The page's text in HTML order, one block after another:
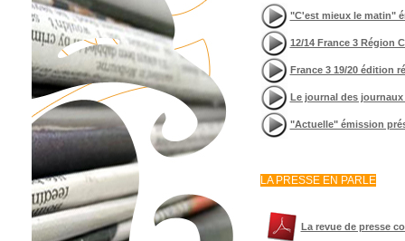
"C'est mieux le matin"
12/14 France 3 Région
France 3 19/20 édition
Le journal des
"Actuelle" émission
LA PRESSE EN PARLE
La revue de presse